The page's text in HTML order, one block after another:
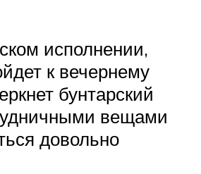
исполнении,
к вечернему
бунтарский
вещами
довольно